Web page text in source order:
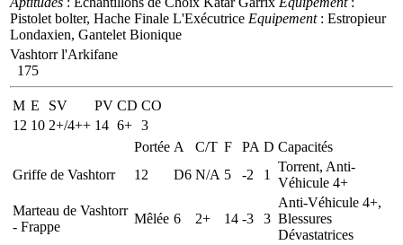
Pistolet bolter, Hache Finale L'Exécutrice Equipement: Estropieur
Londaxien, Gantelet Bionique
Vashtorr l'Arkifane
175
M E SV PV CD CO
12 10 2+/4++ 14 6+ 3
Portée A C/T F PA D Capacités
Griffe de Vashtorr
12 D6 N/A 5 -2 1
Torrent, Anti-
Véhicule 4+
Marteau de Vashtorr
- Frappe
Mêlée 6 2+ 14 -3 3
Anti-Véhicule 4+,
Blessures
Dévastatrices